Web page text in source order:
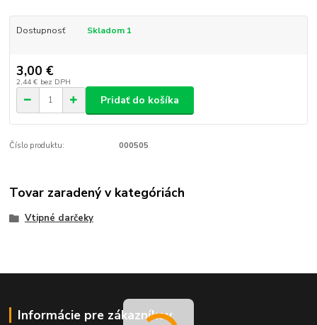
Dostupnosť Skladom 1
3,00 €
2,44 € bez DPH
Pridať do košíka
Číslo produktu: 000505
Tovar zaradený v kategóriách
Vtipné darčeky
Informácie pre zákazníkov